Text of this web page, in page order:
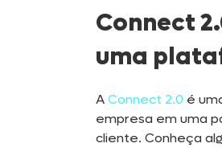
Connect
uma
AConnect 2.0 é
empresa em uma
cliente. Conheça